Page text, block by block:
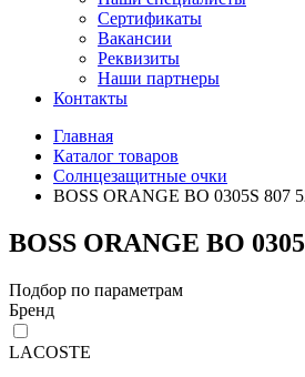
Сертификаты
Вакансии
Реквизиты
Наши партнеры
Контакты
Главная
Каталог товаров
Солнцезащитные очки
BOSS ORANGE BO 0305S 807
BOSS ORANGE BO
Подбор по параметрам
Бренд
LACOSTE